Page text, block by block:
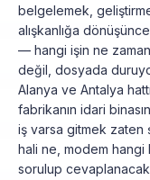
belgelemek,
alışkanlığa
— hangi işin ne zaman
değil, dosyada
Alanya ve Antalya
fabrikanın idari
iş varsa gitmek zaten
hali ne, modem
sorulup